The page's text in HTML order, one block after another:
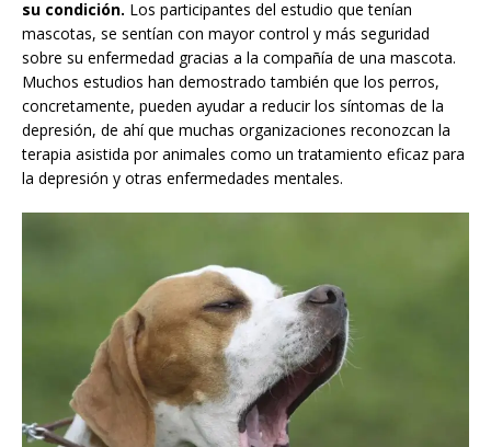
su condición. Los participantes del estudio que tenían
mascotas, se sentían con mayor control y más seguridad
sobre su enfermedad gracias a la compañía de una mascota.
Muchos estudios han demostrado también que los perros,
concretamente, pueden ayudar a reducir los síntomas de la
depresión, de ahí que muchas organizaciones reconozcan la
terapia asistida por animales como un tratamiento eficaz para
la depresión y otras enfermedades mentales.